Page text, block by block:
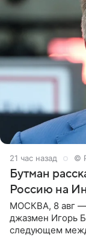
21 час назад ©
Бутман
Россию на
МОСКВА, 8 авг —
джазмен Игорь
следующем